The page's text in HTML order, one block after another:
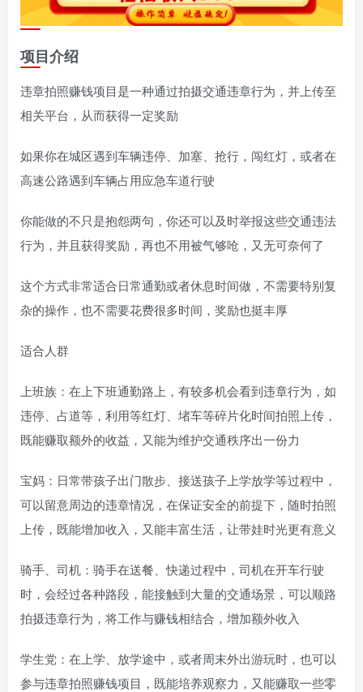
项目介绍
违章拍照赚钱项目是一种通过拍摄交通违章行为，并上传至
相关平台，从而获得一定奖励
如果你在城区遇到车辆违停、加塞、抢行，闯红灯，或者在
高速公路遇到车辆占用应急车道行驶
你能做的不只是抱怨两句，你还可以及时举报这些交通违法
行为，并且获得奖励，再也不用被气够呛，又无可奈何了
这个方式非常适合日常通勤或者休息时间做，不需要特别复
杂的操作，也不需要花费很多时间，奖励也挺丰厚
适合人群
上班族：在上下班通勤路上，有较多机会看到违章行为，如
违停、占道等，利用等红灯、堵车等碎片化时间拍照上传，
既能赚取额外的收益，又能为维护交通秩序出一份力
宝妈：日常带孩子出门散步、接送孩子上学放学等过程中，
可以留意周边的违章情况，在保证安全的前提下，随时拍照
上传，既能增加收入，又能丰富生活，让带娃时光更有意义
骑手、司机：骑手在送餐、快递过程中，司机在开车行驶
时，会经过各种路段，能接触到大量的交通场景，可以顺路
拍摄违章行为，将工作与赚钱相结合，增加额外收入
学生党：在上学、放学途中，或者周末外出游玩时，也可以
参与违章拍照赚钱项目，既能培养观察力，又能赚取一些零